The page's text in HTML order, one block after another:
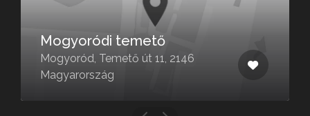
Mogyoródi temető
Mogyoród, Temető út 11, 2146
Magyarország